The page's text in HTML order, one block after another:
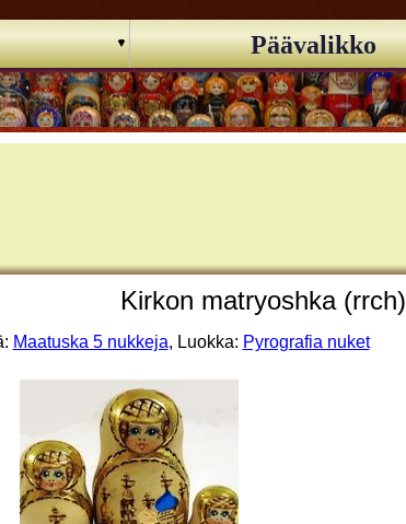
Päävalikko
Kirkon matryoshka (rrch)
Maatuska 5 nukkeja, Luokka: Pyrografia nuket